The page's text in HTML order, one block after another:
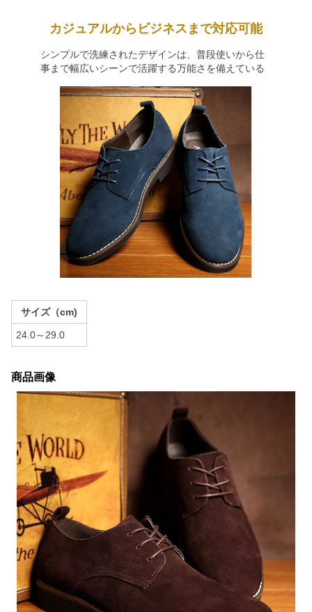
カジュアルからビジネスまで対応可能
シンプルで洗練されたデザインは、普段使いから仕
事まで幅広いシーンで活躍する万能さを備えている
サイズ（cm)
24.0～29.0
商品画像